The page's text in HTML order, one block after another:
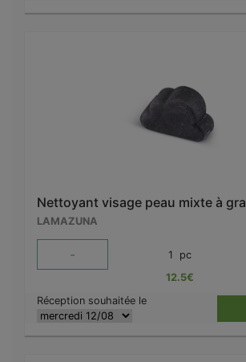
LAMAZUNA
- 1 pc
12.5€
Réception souhaitée le